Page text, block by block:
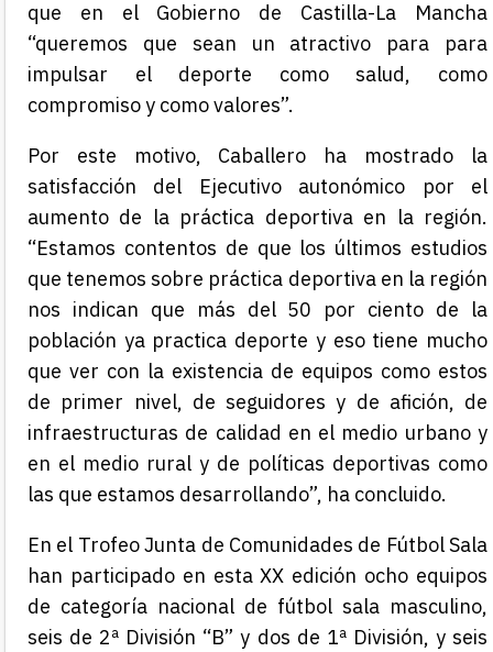
que en el Gobierno de Castilla-La Mancha
“queremos que sean un atractivo para para
impulsar el deporte como salud, como
compromiso y como valores”.
Por este motivo, Caballero ha mostrado la
satisfacción del Ejecutivo autonómico por el
aumento de la práctica deportiva en la región.
“Estamos contentos de que los últimos estudios
que tenemos sobre práctica deportiva en la región
nos indican que más del 50 por ciento de la
población ya practica deporte y eso tiene mucho
que ver con la existencia de equipos como estos
de primer nivel, de seguidores y de afición, de
infraestructuras de calidad en el medio urbano y
en el medio rural y de políticas deportivas como
las que estamos desarrollando”, ha concluido.
En el Trofeo Junta de Comunidades de Fútbol Sala
han participado en esta XX edición ocho equipos
de categoría nacional de fútbol sala masculino,
seis de 2ª División “B” y dos de 1ª División, y seis